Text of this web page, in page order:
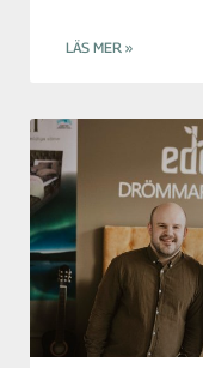
LÄS MER »